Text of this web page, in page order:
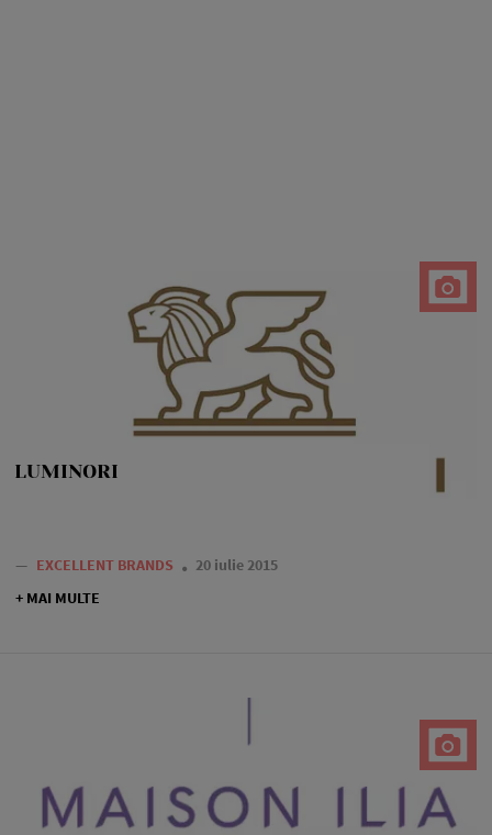
LUMINORI
— EXCELLENT BRANDS
20 iulie 2015
+ MAI MULTE